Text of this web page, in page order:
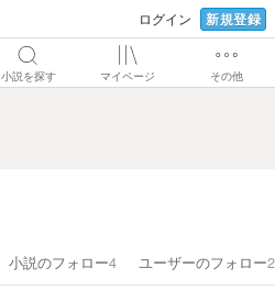
ログイン 新規登録
小説を探す マイページ その他
小説のフォロー4 ユーザーのフォロー2